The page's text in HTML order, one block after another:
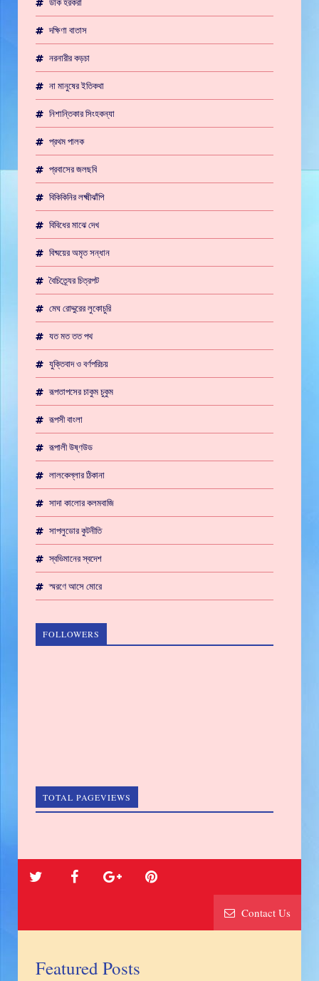
দক্ষিণা বাতাস
নরনারীর কড়চা
না মানুষের ইতিকথা
নিশান্তিকার সিংহকন্যা
প্রথম পালক
প্রবাসের জলছবি
বিকিকিনির লক্ষ্মীঝাঁপি
বিবিধের মাঝে দেখ
বিষ্ময়ের অমৃত সন্ধান
বৈচিত্র্যের চিত্রপট
মেঘ রোদ্দুরের লুকোচুরি
যত মত তত পথ
যুক্তিবাদ ও বর্ণপরিচয়
রূপতাপসের চাকুম চুকুম
রূপসী বাংলা
রূপালী উষ্ণউড
লালকেল্লার ঠিকানা
সাদা কালোর কলমবাজি
সাপলুডোর কুটনীতি
স্বভিমানের স্বদেশ
স্মরণে আসে মোরে
FOLLOWERS
TOTAL PAGEVIEWS
Contact Us
Featured Posts